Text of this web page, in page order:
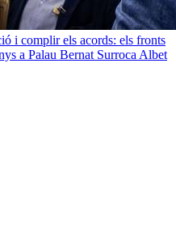
i complir els acords: els fronts
a Palau Bernat Surroca Albet